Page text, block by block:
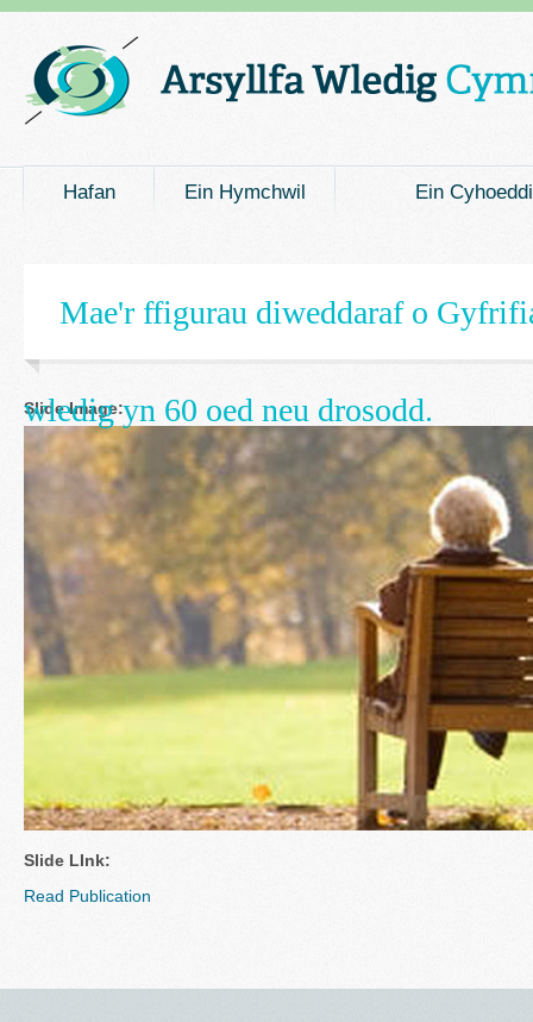
Welsh Main menu
Hafan Ein Hymchwil Ein
Mae'r ffigurau diweddaraf o
wledig yn 60 oed neu drosodd.
Slide Image:
Slide LInk:
Read Publication